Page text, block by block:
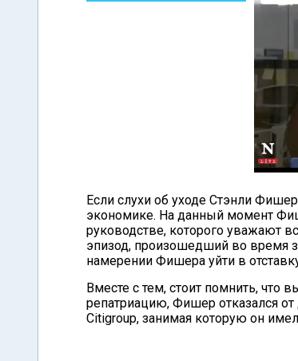
Если слухи об уходе Стэнли
экономике. На данный момент
руководстве, которого уважают
эпизод, произошедший во время
намерении Фишера уйти в
Вместе с тем, стоит помнить, что
репатриацию, Фишер отказался
Citigroup, занимая которую он